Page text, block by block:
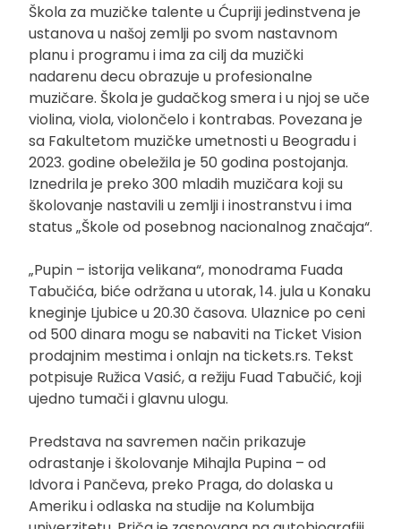
Škola za muzičke talente u Ćupriji jedinstvena je
ustanova u našoj zemlji po svom nastavnom
planu i programu i ima za cilj da muzički
nadarenu decu obrazuje u profesionalne
muzičare. Škola je gudačkog smera i u njoj se uče
violina, viola, violončelo i kontrabas. Povezana je
sa Fakultetom muzičke umetnosti u Beogradu i
2023. godine obeležila je 50 godina postojanja.
Iznedrila je preko 300 mladih muzičara koji su
školovanje nastavili u zemlji i inostranstvu i ima
status „Škole od posebnog nacionalnog značaja“.
„Pupin – istorija velikana“, monodrama Fuada
Tabučića, biće održana u utorak, 14. jula u Konaku
kneginje Ljubice u 20.30 časova. Ulaznice po ceni
od 500 dinara mogu se nabaviti na Ticket Vision
prodajnim mestima i onlajn na tickets.rs. Tekst
potpisuje Ružica Vasić, a režiju Fuad Tabučić, koji
ujedno tumači i glavnu ulogu.
Predstava na savremen način prikazuje
odrastanje i školovanje Mihajla Pupina – od
Idvora i Pančeva, preko Praga, do dolaska u
Ameriku i odlaska na studije na Kolumbija